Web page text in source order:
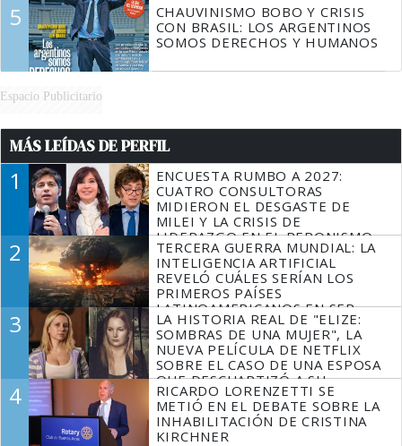
5
CHAUVINISMO BOBO Y CRISIS
CON BRASIL: LOS ARGENTINOS
SOMOS DERECHOS Y HUMANOS
Espacio Publicitario
MÁS LEÍDAS DE PERFIL
1
ENCUESTA RUMBO A 2027:
CUATRO CONSULTORAS
MIDIERON EL DESGASTE DE
MILEI Y LA CRISIS DE
LIDERAZGO EN EL PERONISMO
2
TERCERA GUERRA MUNDIAL: LA
INTELIGENCIA ARTIFICIAL
REVELÓ CUÁLES SERÍAN LOS
PRIMEROS PAÍSES
LATINOAMERICANOS EN SER
DERROTADOS
3
LA HISTORIA REAL DE "ELIZE:
SOMBRAS DE UNA MUJER", LA
NUEVA PELÍCULA DE NETFLIX
SOBRE EL CASO DE UNA ESPOSA
QUE DESCUARTIZÓ A SU
MARIDO
4
RICARDO LORENZETTI SE
METIÓ EN EL DEBATE SOBRE LA
INHABILITACIÓN DE CRISTINA
KIRCHNER